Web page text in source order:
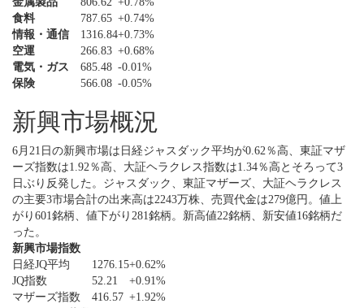
食料
787.65 +0.74%
情報・通信
1316.84+0.73%
空運
266.83 +0.68%
電気・ガス
685.48 -0.01%
保険
566.08 -0.05%
新興市場概況
6月21日の新興市場は日経ジャスダック平均が0.62％高、東証マザ
ーズ指数は1.92％高、大証ヘラクレス指数は1.34％高とそろって3
日ぶり反発した。ジャスダック、東証マザーズ、大証ヘラクレス
の主要3市場合計の出来高は2243万株、売買代金は279億円。値上
がり601銘柄、値下がり281銘柄。新高値22銘柄、新安値16銘柄だ
った。
新興市場指数
日経JQ平均
1276.15+0.62%
JQ指数
52.21
+0.91%
マザーズ指数
416.57 +1.92%